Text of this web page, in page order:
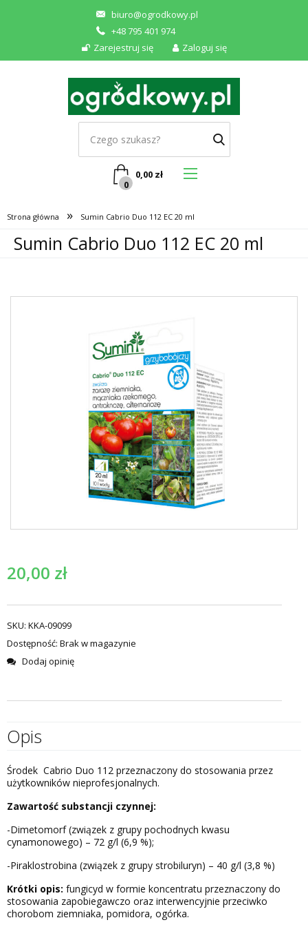
biuro@ogrodkowy.pl
+48 795 401 974
Zarejestruj się
Zaloguj się
0
0,00 zł
Strona główna » Sumin Cabrio Duo 112 EC 20 ml
Sumin Cabrio Duo 112 EC 20 ml
20,00 zł
SKU: KKA-09099
Dostępność: Brak w magazynie
Dodaj opinię
Opis
Środek Cabrio Duo 112 przeznaczony do stosowania przez
użytkowników nieprofesjonalnych.
Zawartość substancji czynnej:
-Dimetomorf (związek z grupy pochodnych kwasu
cynamonowego) – 72 g/l (6,9 %);
-Piraklostrobina (związek z grupy strobiluryn) – 40 g/l (3,8 %)
Krótki opis: fungicyd w formie koncentratu przeznaczony do
stosowania zapobiegawczo oraz interwencyjnie przeciwko
chorobom ziemniaka, pomidora, ogórka.